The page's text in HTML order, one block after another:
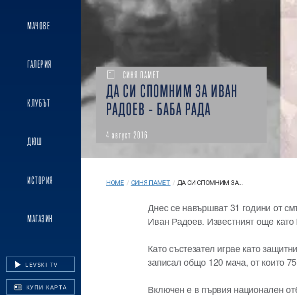
МАЧОВЕ
ГАЛЕРИЯ
КЛУБЪТ
ДЮШ
ИСТОРИЯ
МАГАЗИН
LEVSKI TV
КУПИ КАРТА
СИНЯ ПАМЕТ
ДА СИ СПОМНИМ ЗА ИВАН
РАДОЕВ – БАБА РАДА
4 август 2016
HOME / СИНЯ ПАМЕТ / ДА СИ СПОМНИМ ЗА...
Днес се навършват 31 години от
Иван Радоев. Известният още
Като състезател играе като
записал общо 120 мача, от които
Включен е в първия национален